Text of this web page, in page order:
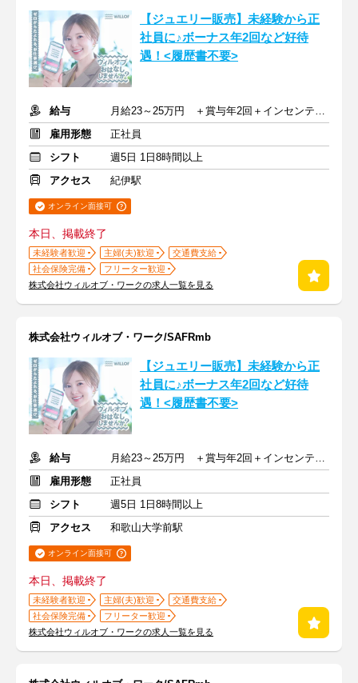
【ジュエリー販売】未経験から正
社員に♪ボーナス年2回など好待
遇！<履歴書不要>
給与
月給23～25万円 ＋賞与年2回＋インセンティブ＋交通費
雇用形態
正社員
シフト
週5日 1日8時間以上
アクセス
紀伊駅
オンライン面接可
本日、掲載終了
未経験者歓迎 主婦(夫)歓迎
交通費支給
社会保険完備
フリーター歓迎
株式会社ウィルオブ・ワークの求人一覧を見る
株式会社ウィルオブ・ワーク/SAFRmb
【ジュエリー販売】未経験から正
社員に♪ボーナス年2回など好待
遇！<履歴書不要>
給与
月給23～25万円 ＋賞与年2回＋インセンティブ＋交通費
雇用形態
正社員
シフト
週5日 1日8時間以上
アクセス
和歌山大学前駅
オンライン面接可
本日、掲載終了
未経験者歓迎 主婦(夫)歓迎
交通費支給
社会保険完備
フリーター歓迎
株式会社ウィルオブ・ワークの求人一覧を見る